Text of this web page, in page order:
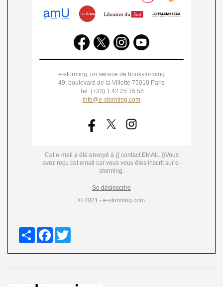
e-storming, un service de bookstorming
49, boulevard de la Villette 75010 Paris
Tel. (+33) 1 42 25 15 58
info@e-storming.com
Cet e-mail a été envoyé à {{ contact.EMAIL }}Vous
avez reçu cet email car vous vous êtes inscrit sur e-
storming.
Se désinscrire
© 2021 - e-storming.com
Share Facebook